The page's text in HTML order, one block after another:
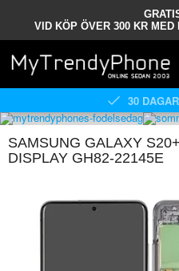
VID KÖP ÖVER 300 KR MED
30
SAMSUNG GALAXY
DISPLAY GH82-22145E